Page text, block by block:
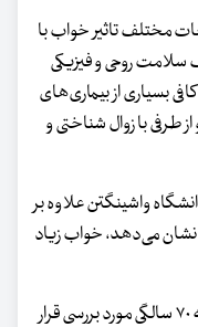
مختلف تاثیر خواب با
روحی و فیزیکی
بسیاری از بیماری‌های
طرفی با زوال شناختی و
واشینگتن علاوه بر
نشان می‌دهد، خواب زیاد
در این مطالعه ۱۰۰ فرد میانسال تا اواخر دهه ۷۰ سالگی مورد بررسی قرار